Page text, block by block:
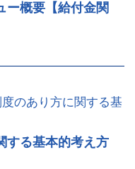
ー概要【給付金関
のあり方に関する基
する基本的考え方